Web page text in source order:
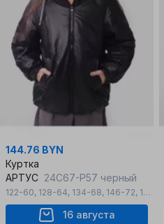
144.76 BYN
Куртка
АРТУС 24С67-Р57 черный
122-60, 128-64, 134-68, 146-72, 152-72
16 августа